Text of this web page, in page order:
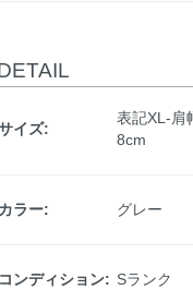
イズ:
表記XL-肩
8cm
カラー: グレー
コンディション: Sランク